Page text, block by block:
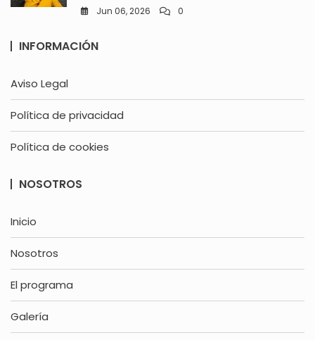
Jun 06, 2026 0
INFORMACIÓN
Aviso Legal
Política de privacidad
Política de cookies
NOSOTROS
Inicio
Nosotros
El programa
Galería